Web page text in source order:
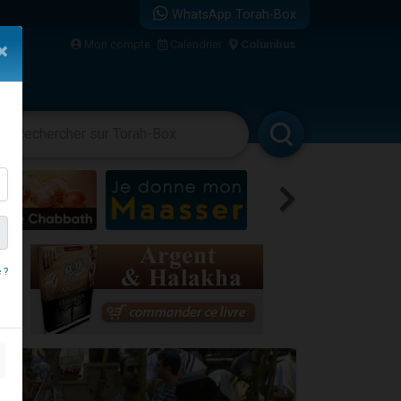
WhatsApp Torah-Box
Mon compte Calendrier Columbus
Rabbanim
?